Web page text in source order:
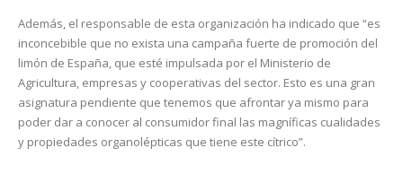
Además, el responsable de esta organización ha indicado que “es
inconcebible que no exista una campaña fuerte de promoción del
limón de España, que esté impulsada por el Ministerio de
Agricultura, empresas y cooperativas del sector. Esto es una gran
asignatura pendiente que tenemos que afrontar ya mismo para
poder dar a conocer al consumidor final las magníficas cualidades
y propiedades organolépticas que tiene este cítrico”.